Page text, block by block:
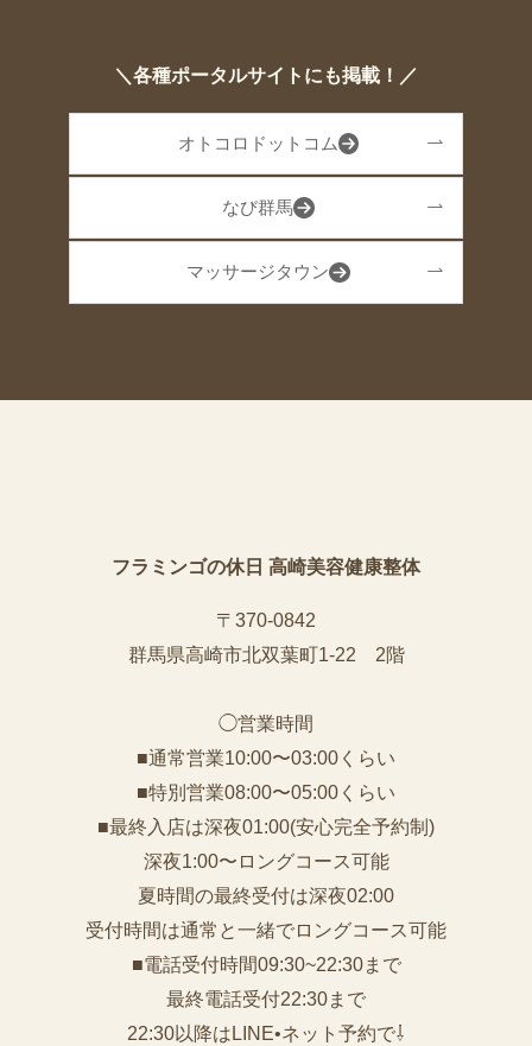
＼各種ポータルサイトにも掲載！／
オトコロドットコム
なび群馬
マッサージタウン
フラミンゴの休日 高崎美容健康整体
〒370-0842
群馬県高崎市北双葉町1-22 2階
◯営業時間
■通常営業10:00〜03:00くらい
■特別営業08:00〜05:00くらい
■最終入店は深夜01:00(安心完全予約制)
深夜1:00〜ロングコース可能
夏時間の最終受付は深夜02:00
受付時間は通常と一緒でロングコース可能
■電話受付時間09:30~22:30まで
️最終電話受付22:30まで
22:30以降はLINE•ネット予約で⇩